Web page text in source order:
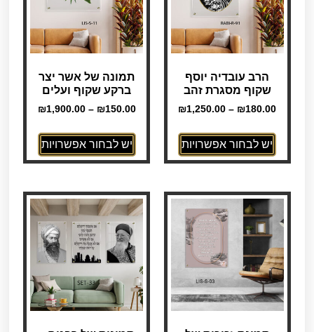
הרב עובדיה יוסף
שקוף מסגרת זהב
₪180.00
–
₪1,250.00
יש לבחור אפשרויות
תמונה של אשר יצר
ברקע שקוף ועלים
₪150.00
–
₪1,900.00
יש לבחור אפשרויות